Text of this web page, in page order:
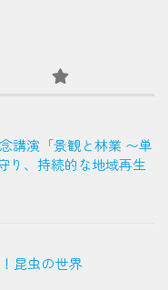
講演「景観と林業 〜単
り、持続的な地域再生
昆虫の世界